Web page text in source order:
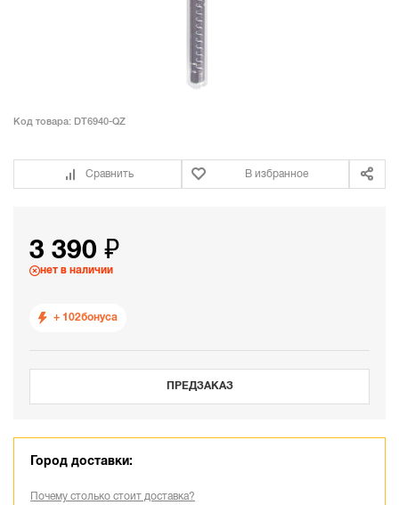
Код товара: DT6940-QZ
Сравнить В избранное
3 390 ₽
нет в наличии
+ 102бонуса
ПРЕДЗАКАЗ
Город доставки:
Почему столько стоит доставка?